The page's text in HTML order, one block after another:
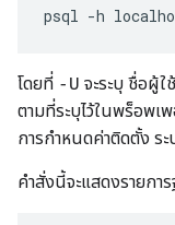
psql -h
โดยที่ -U จะระบุ ชื่อผู้
ตามที่ระบุไว้ในพร็อพเ
การกำหนดค่าติดตั้ง ร
คำสั่งนี้จะแสดงรายกา